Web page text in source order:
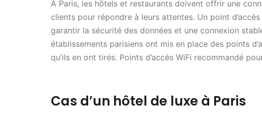
À Paris, les hôtels et restaurants doivent offrir une
clients pour répondre à leurs attentes. Un point
garantir la sécurité des données et une connexion
établissements parisiens ont mis en place des points
qu’ils en ont tirés. Points d’accès WiFi recommandé
Cas d’un hôtel de luxe à Paris